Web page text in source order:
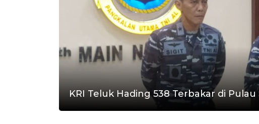
KRI Teluk Hading 538 Terbakar di Pulau